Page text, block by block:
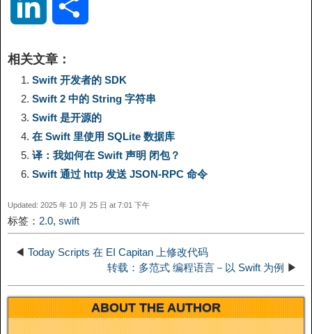
y
L
i
n
k
g
r
a
m
o
o
n
k
e
I
n
相关文章：
Swift 开发者的 SDK
Swift 2 中的 String 字符串
Swift 是开源的
在 Swift 里使用 SQLite 数据库
译：我如何在 Swift 声明 闭包？
Swift 通过 http 发送 JSON-RPC 命令
Updated: 2025 年 10 月 25 日 at 7:01 下午
标签： 2.0, swift
◀ Today Scripts 在 EI Capitan 上修改代码
转载：多范式 编程语言－以 Swift 为例 ▶
ABOUT THE AUTHOR